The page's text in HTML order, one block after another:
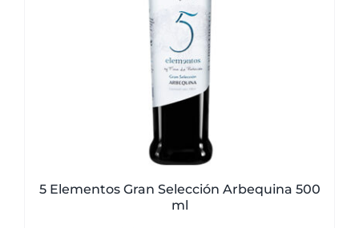
5 Elementos Gran Selección Arbequina 500
ml